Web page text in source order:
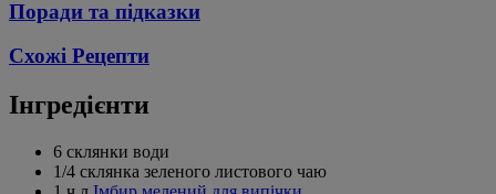
Поради та підказки
Схожі Рецепти
Інгредієнти
6 склянки води
1/4 склянка зеленого листового чаю